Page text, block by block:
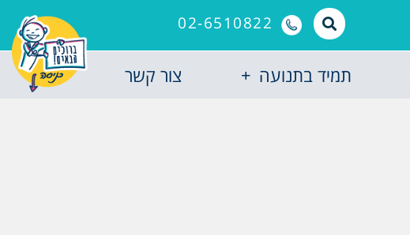
02-6510822
תמיד בתנועה צור קשר